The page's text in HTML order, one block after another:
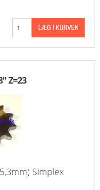
Z=23
Simplex